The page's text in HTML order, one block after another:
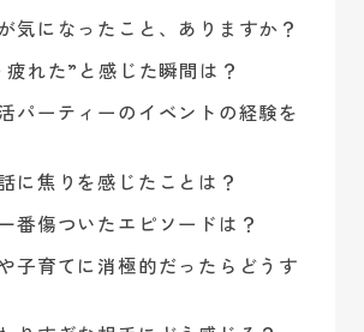
気になったこと、ありますか？
疲れた”と感じた瞬間は？
パーティーのイベントの経験を
に焦りを感じたことは？
番傷ついたエピソードは？
子育てに消極的だったらどうす